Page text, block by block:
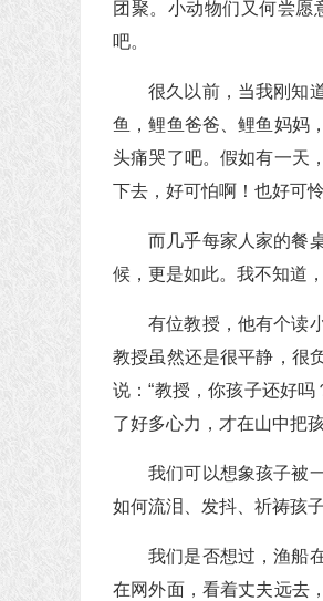
团聚。小动物们又何尝
吧。
很久以前，当我刚知
鱼，鲤鱼爸爸、鲤鱼妈妈
头痛哭了吧。假如有一天
下去，好可怕啊！也好可怜
而几乎每家人家的餐
候，更是如此。我不知道
有位教授，他有个读
教授虽然还是很平静，很
说：“教授，你孩子还好
了好多心力，才在山中把
我们可以想象孩子被
如何流泪、发抖、祈祷孩
我们是否想过，渔船
在网外面，看着丈夫远去